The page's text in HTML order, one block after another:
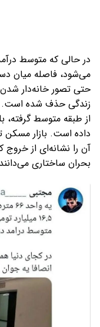
می‌شود، فاصله میان
حتی تصور خانه‌دار
زندگی حذف شده است.
از طبقه متوسط گرفته،
داده است. بازار مسکن
آن را نشانه‌ای از
بحران ساختاری